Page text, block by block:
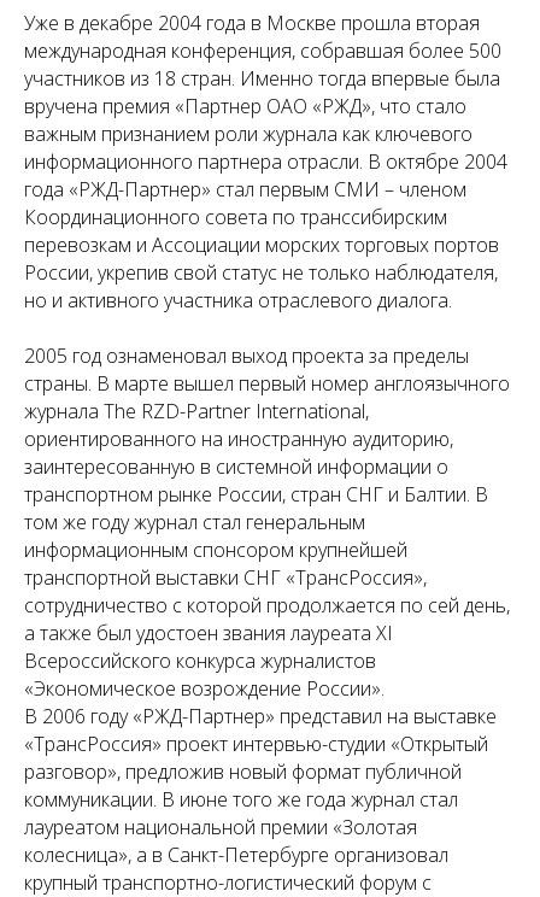
Уже в декабре 2004 года в Москве прошла вторая
международная конференция, собравшая более 500
участников из 18 стран. Именно тогда впервые была
вручена премия «Партнер ОАО «РЖД», что стало
важным признанием роли журнала как ключевого
информационного партнера отрасли. В октябре 2004
года «РЖД-Партнер» стал первым СМИ – членом
Координационного совета по транссибирским
перевозкам и Ассоциации морских торговых портов
России, укрепив свой статус не только наблюдателя,
но и активного участника отраслевого диалога.
2005 год ознаменовал выход проекта за пределы
страны. В марте вышел первый номер англоязычного
журнала The RZD-Partner International,
ориентированного на иностранную аудиторию,
заинтересованную в системной информации о
транспортном рынке России, стран СНГ и Балтии. В
том же году журнал стал генеральным
информационным спонсором крупнейшей
транспортной выставки СНГ «ТрансРоссия»,
сотрудничество с которой продолжается по сей день,
а также был удостоен звания лауреата XI
Всероссийского конкурса журналистов
«Экономическое возрождение России».
В 2006 году «РЖД-Партнер» представил на выставке
«ТрансРоссия» проект интервью-студии «Открытый
разговор», предложив новый формат публичной
коммуникации. В июне того же года журнал стал
лауреатом национальной премии «Золотая
колесница», а в Санкт-Петербурге организовал
крупный транспортно-логистический форум с